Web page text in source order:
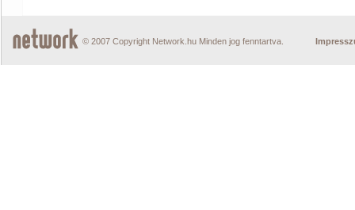
© 2007 Copyright Network.hu Minden jog fenntartva.